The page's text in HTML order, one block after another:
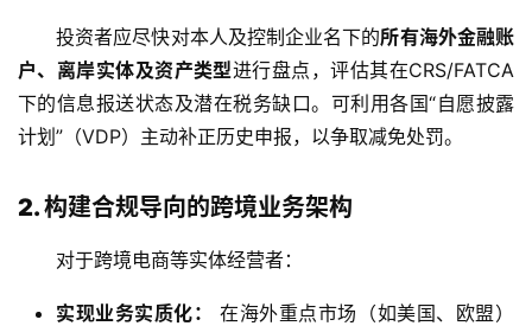
栏
投资者应尽快对本人及控制企业名下的所有海外金融账
户、离岸实体及资产类型进行盘点，评估其在CRS/FATCA
下的信息报送状态及潜在税务缺口。可利用各国“自愿披露
计划”（VDP）主动补正历史申报，以争取减免处罚。
2. 构建合规导向的跨境业务架构
对于跨境电商等实体经营者：
实现业务实质化：
在海外重点市场（如美国、欧盟）